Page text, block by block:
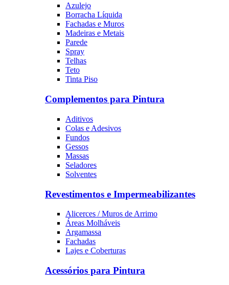
Azulejo
Borracha Líquida
Fachadas e Muros
Madeiras e Metais
Parede
Spray
Telhas
Teto
Tinta Piso
Complementos para Pintura
Aditivos
Colas e Adesivos
Fundos
Gessos
Massas
Seladores
Solventes
Revestimentos e Impermeabilizantes
Alicerces / Muros de Arrimo
Áreas Molháveis
Argamassa
Fachadas
Lajes e Coberturas
Acessórios para Pintura